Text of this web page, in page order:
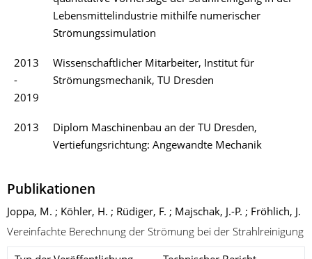
Lebensmittelindustrie mithilfe numerischer
Strömungssimulation
2013
-
2019
Wissenschaftlicher Mitarbeiter, Institut für
Strömungsmechanik, TU Dresden
2013
Diplom Maschinenbau an der TU Dresden,
Vertiefungsrichtung: Angewandte Mechanik
Publikationen
Joppa, M. ; Köhler, H. ; Rüdiger, F. ; Majschak, J.-P. ; Fröhlich, J.
Vereinfachte Berechnung der Strömung bei der Strahlreinigung